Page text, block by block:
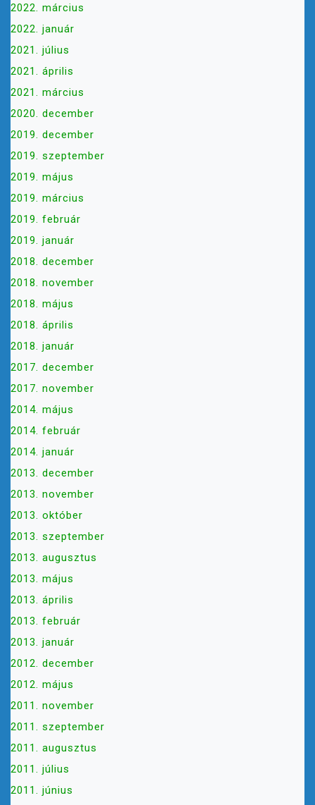
2022. március
2022. január
2021. július
2021. április
2021. március
2020. december
2019. december
2019. szeptember
2019. május
2019. március
2019. február
2019. január
2018. december
2018. november
2018. május
2018. április
2018. január
2017. december
2017. november
2014. május
2014. február
2014. január
2013. december
2013. november
2013. október
2013. szeptember
2013. augusztus
2013. május
2013. április
2013. február
2013. január
2012. december
2012. május
2011. november
2011. szeptember
2011. augusztus
2011. július
2011. június